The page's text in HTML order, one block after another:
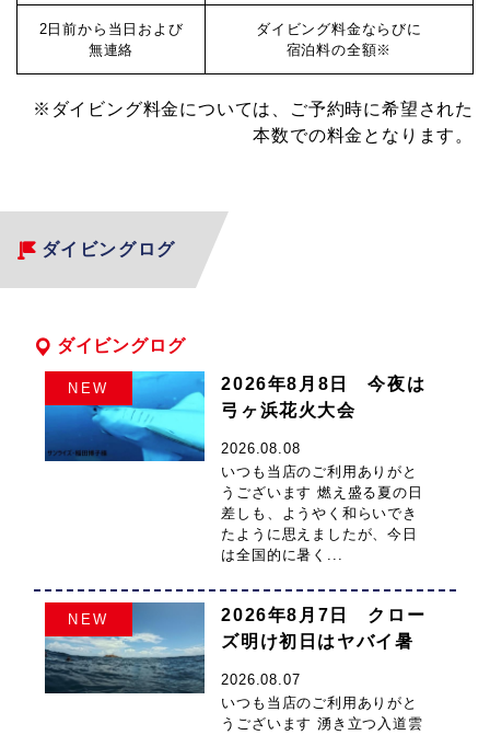
2日前から当日および
無連絡
ダイビング料金ならびに
宿泊料の全額※
※ダイビング料金については、ご予約時に希望された
本数での料金となります。
ダイビングログ
ダイビングログ
2026年8月8日 今夜は
弓ヶ浜花火大会
2026.08.08
いつも当店のご利用ありがと
うございます 燃え盛る夏の日
差しも、ようやく和らいでき
たように思えましたが、今日
は全国的に暑く...
NEW
2026年8月7日 クロー
ズ明け初日はヤバイ暑
2026.08.07
いつも当店のご利用ありがと
うございます 湧き立つ入道雲
NEW